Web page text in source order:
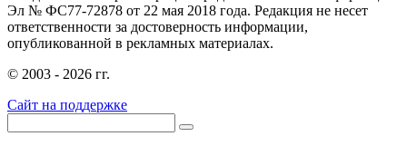
Эл № ФС77-72878 от 22 мая 2018 года. Редакция не несет
ответственности за достоверность информации,
опубликованной в рекламных материалах.
© 2003 - 2026 гг.
Сайт на поддержке